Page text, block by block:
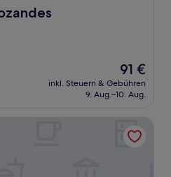
Der
Preis
beträgt
91 €
inkl. Steuern & Gebühren
9. Aug.–10. Aug.